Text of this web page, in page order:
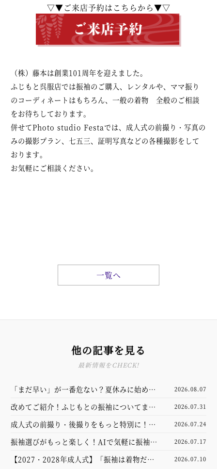
▽▼ご来店予約はこちらから▼▽
（株）藤本は創業101周年を迎えました。
ふじもと呉服店では振袖のご購入、レンタルや、ママ振り
のコーディネートはもちろん、一般の着物 全般のご相談
をお待ちしております。
併せてPhoto studio Festaでは、成人式の前撮り・写真の
みの撮影プラン、七五三、証明写真などの各種撮影をして
おります。
お気軽にご相談ください。
一覧へ
他の記事を見る
最新情報をCHECK!
「まだ早い」が一番危ない？夏休みに始める
振袖選び完全ガイド
2026.08.07
改めてご紹介！ふじもとの振袖についてまと
めました
2026.07.31
成人式の前撮り・後撮りをもっと特別に！新
しくなった撮影スタジオをご紹介
2026.07.24
振袖選びがもっと楽しく！AIで気軽に振袖試
着体験してみませんか？【山口市】
2026.07.17
【2027・2028年成人式】「振袖は着物だけ
2026.07.10